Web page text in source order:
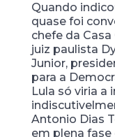
Quando
quase foi
chefe da Casa
juiz paulista
Junior,
para a
Lula só viria a
Antonio Dias
em plena